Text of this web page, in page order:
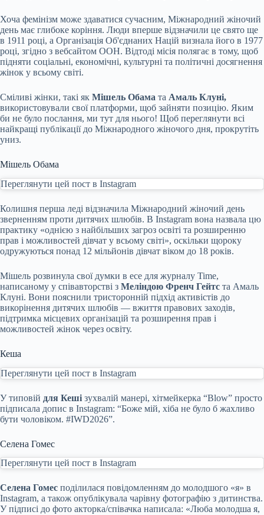
Хоча фемінізм може здаватися сучасним, Міжнародний жіночий
день має глибоке коріння. Люди вперше відзначили це свято ще
в 1911 році, а Організація Об'єднаних Націй визнала його в 1977
році, згідно з вебсайтом ООН. Відтоді місія полягає в тому, щоб
підняти соціальні, економічні, культурні та політичні досягнення
жінок у всьому світі.
Сміливі жінки, такі як Мішель Обама та Амаль Клуні,
використовували свої платформи, щоб зайняти позицію. Яким
би не було послання, ми тут для нього! Щоб переглянути всі
найкращі публікації до Міжнародного жіночого дня, прокрутіть
униз.
Мішель Обама
Переглянути цей пост в Instagram
Колишня перша леді відзначила Міжнародний жіночий день
зверненням проти дитячих шлюбів. В Instagram вона назвала цю
практику «однією з найбільших загроз освіті та розширенню
прав і можливостей дівчат у всьому світі», оскільки щороку
одружуються понад 12 мільйонів дівчат віком до 18 років.
Мішель розвинула свої думки в есе для журналу Time,
написаному у співавторстві з Меліндою Френч Гейтс та Амаль
Клуні. Вони пояснили тристоронній підхід активістів до
викорінення дитячих шлюбів — вжиття правових заходів,
підтримка місцевих організацій та розширення прав і
можливостей жінок через освіту.
Кеша
Переглянути цей пост в Instagram
У типовій для Кеші зухвалій манері, хітмейкерка “Blow” просто
підписала допис в Instagram: “Боже мій, хіба не було б жахливо
бути чоловіком. #IWD2026”.
Селена Гомес
Переглянути цей пост в Instagram
Селена Гомес поділилася повідомленням до молодшого «я» в
Instagram, а також опублікувала чарівну фотографію з дитинства.
У підписі до фото акторка/співачка написала: «Люба молодша я,